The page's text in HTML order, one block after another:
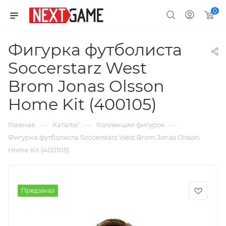
0
Фигурка футболиста
Soccerstarz West
Brom Jonas Olsson
Home Kit (400105)
Главная — Каталог — Коллекции фигурок —
Фигурка футболиста Soccerstarz West Brom Jonas Olsson
Home Kit (400105)
Предзаказ